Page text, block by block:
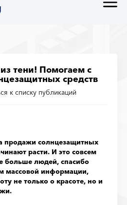
тени! Помогаем с
средств
к списку публикаций
продажи солнцезащитных
расти. И это совсем
больше людей, спасибо
массовой информации,
не только о красоте, но и